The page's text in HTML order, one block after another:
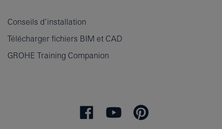
Conseils d’installation
Télécharger fichiers BIM et CAD
GROHE Training Companion